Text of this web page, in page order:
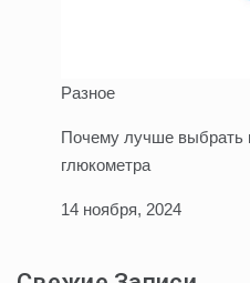
Разное
Почему лучше выбрать
глюкометра
14 ноября, 2024